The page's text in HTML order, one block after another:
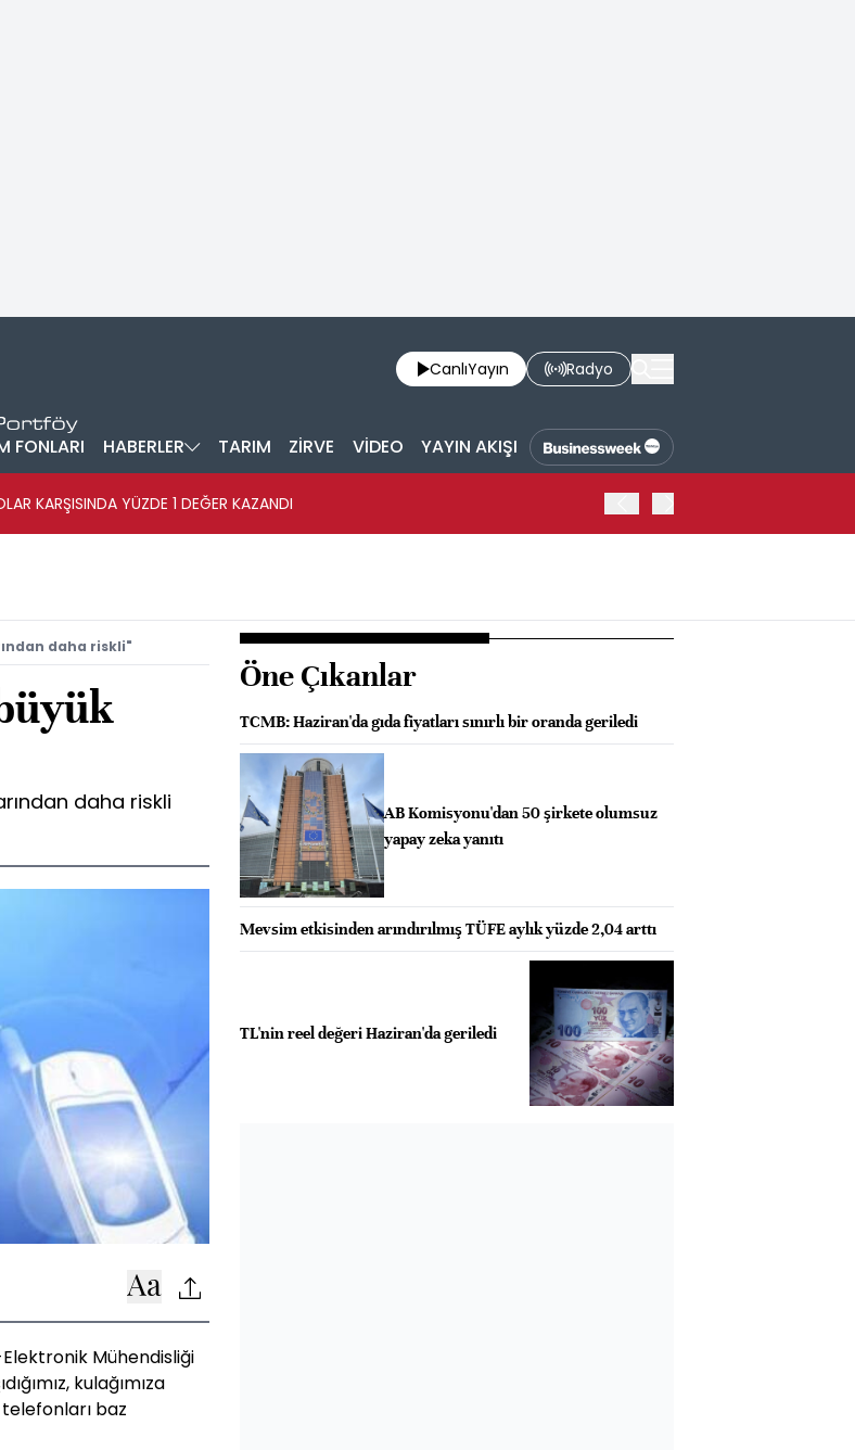
CanlıYayın Radyo
FONLARI HABERLER TARIM ZİRVE VİDEO YAYIN AKIŞI
KARŞISINDA YÜZDE 1 DEĞER KAZANDI
daha riskli"
daha riskli
Mühendisliği
kulağımıza
baz
Öne Çıkanlar
TCMB: Haziran'da gıda fiyatları sınırlı bir oranda geriledi
AB Komisyonu'dan 50 şirkete olumsuz
yapay zeka yanıtı
Mevsim etkisinden arındırılmış TÜFE aylık yüzde 2,04 arttı
TL'nin reel değeri Haziran'da geriledi